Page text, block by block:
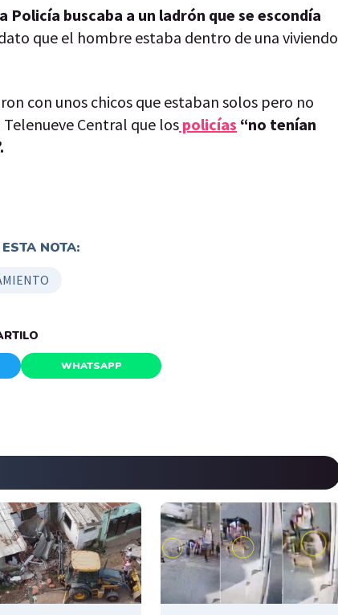
Policía buscaba a un ladrón que se escondía
que el hombre estaba dentro de una viviendo
con unos chicos que estaban solos pero no
Central que los policías “no tenían
NOTA:
WHATSAPP